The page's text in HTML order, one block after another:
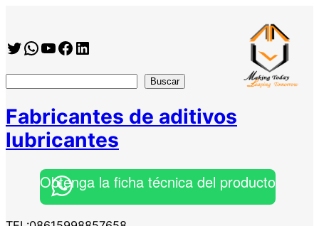
contenido
Twitter
WhatsApp
YouTube
Facebook
https://www.linkedin.com/company/shanghai-minglan-chemical-co–ltd
Buscar
Fabricantes de aditivos
lubricantes
Obtenga la ficha técnica del producto